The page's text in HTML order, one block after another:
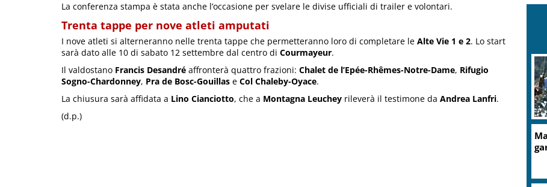
La conferenza stampa è stata anche l’occasione per svelare le divise ufficiali di trailer e volontari.
Trenta tappe per nove atleti amputati
I nove atleti si alterneranno nelle trenta tappe che permetteranno loro di completare le Alte Vie 1 e 2. Lo start
sarà dato alle 10 di sabato 12 settembre dal centro di Courmayeur.
Il valdostano Francis Desandré affronterà quattro frazioni: Chalet de l’Epée-Rhêmes-Notre-Dame, Rifugio
Sogno-Chardonney, Pra de Bosc-Gouillas e Col Chaleby-Oyace.
La chiusura sarà affidata a Lino Cianciotto, che a Montagna Leuchey rileverà il testimone da Andrea Lanfri.
(d.p.)